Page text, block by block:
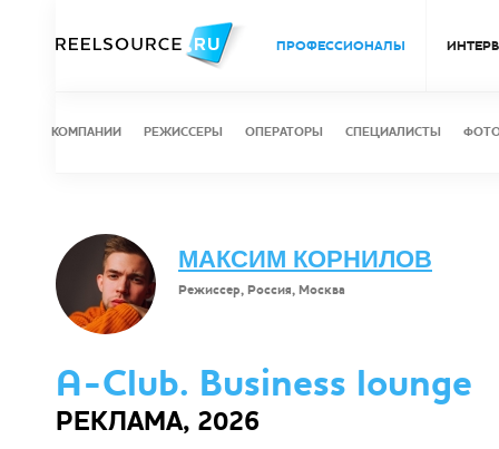
ПРОФЕССИОНАЛЫ
КОМПАНИИ РЕЖИССЕРЫ ОПЕРАТОРЫ СПЕЦИАЛИСТЫ
МАКСИМ КОРНИЛОВ
Режиссер, Россия, Москва
A-Club. Business lounge
РЕКЛАМА, 2026